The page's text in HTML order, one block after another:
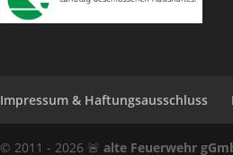
Impressum & Haftungsausschluss
© 2011 - 2026 🚨 alte Feuerwehr